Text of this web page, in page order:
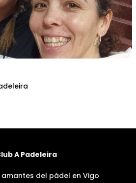
A Padeleira
del pádel en Vigo